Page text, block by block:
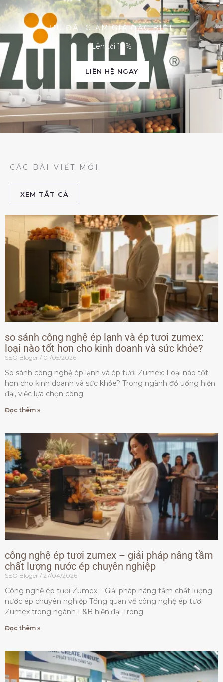
ƯU ĐÃI GIẢM GIÁ ĐẶC BIỆT
Lên tới 10%
LIÊN HỆ NGAY
CÁC BÀI VIẾT MỚI
XEM TẮT CẢ
so sánh công nghệ ép lạnh và ép tươi zumex:
loại nào tốt hơn cho kinh doanh và sức khỏe?
SEO Bloger 01/05/2026
So sánh công nghệ ép lạnh và ép tươi Zumex: Loại nào tốt
hơn cho kinh doanh và sức khỏe? Trong ngành đồ uống hiện
đại, việc lựa chọn công
Đọc thêm »
công nghệ ép tươi zumex – giải pháp nâng tầm
chất lượng nước ép chuyên nghiệp
SEO Bloger 27/04/2026
Công nghệ ép tươi Zumex – Giải pháp nâng tầm chất lượng
nước ép chuyên nghiệp Tổng quan về công nghệ ép tươi
Zumex trong ngành F&B hiện đại Trong
Đọc thêm »